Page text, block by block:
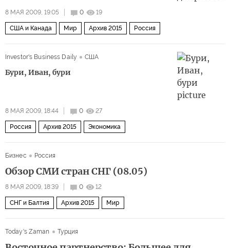
8 МАЯ 2009, 19:05 0 19
США и Канада Мир Архив 2015 Россия
Investor's Business Daily США
Бури, Иван, бури
8 МАЯ 2009, 18:44 0 27
Россия Архив 2015 Экономика
Бизнес Россия
Обзор СМИ стран СНГ (08.05)
8 МАЯ 2009, 18:39 0 12
СНГ и Балтия Архив 2015 Мир
Today's Zaman Турция